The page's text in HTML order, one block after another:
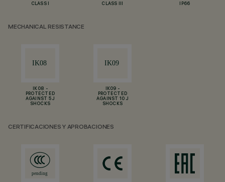
CLASS I CLASS III IP66
MECHANICAL RESISTANCE
IK08 -
PROTECTED
AGAINST 5 J
SHOCKS
IK09 -
PROTECTED
AGAINST 10 J
SHOCKS
CERTIFICACIONES Y APROBACIONES